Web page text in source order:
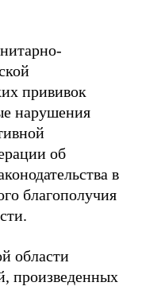
прививок
нарушения
об
в
благополучия
области
произведенных